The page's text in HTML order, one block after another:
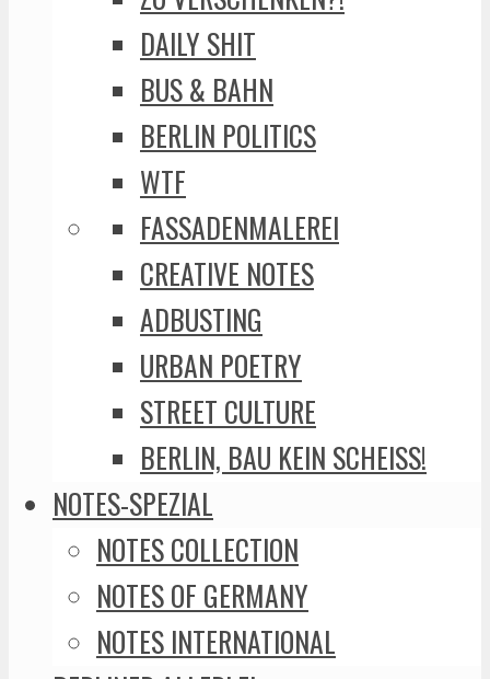
DAILY SHIT
BUS & BAHN
BERLIN POLITICS
WTF
FASSADENMALEREI
CREATIVE NOTES
ADBUSTING
URBAN POETRY
STREET CULTURE
BERLIN, BAU KEIN SCHEISS!
NOTES-SPEZIAL
NOTES COLLECTION
NOTES OF GERMANY
NOTES INTERNATIONAL